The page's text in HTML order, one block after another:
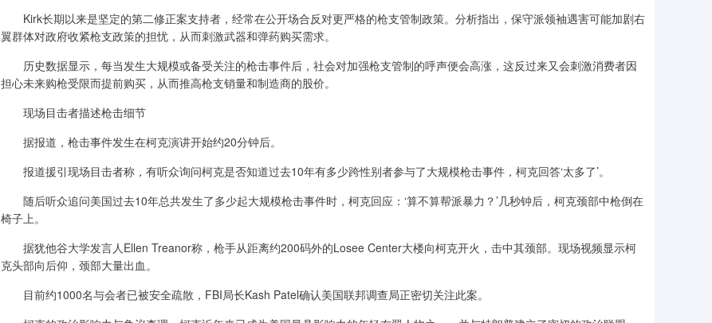
Kirk长期以来是坚定的第二修正案支持者，经常在公开场合反对更严格的枪支管制政策。分析指出，保守派领袖遇害可能加剧右
翼群体对政府收紧枪支政策的担忧，从而刺激武器和弹药购买需求。
历史数据显示，每当发生大规模或备受关注的枪击事件后，社会对加强枪支管制的呼声便会高涨，这反过来又会刺激消费者因
担心未来购枪受限而提前购买，从而推高枪支销量和制造商的股价。
现场目击者描述枪击细节
据报道，枪击事件发生在柯克演讲开始约20分钟后。
报道援引现场目击者称，有听众询问柯克是否知道过去10年有多少跨性别者参与了大规模枪击事件，柯克回答‘太多了’。
随后听众追问美国过去10年总共发生了多少起大规模枪击事件时，柯克回应：‘算不算帮派暴力？’几秒钟后，柯克颈部中枪倒在
椅子上。
据犹他谷大学发言人Ellen Treanor称，枪手从距离约200码外的Losee Center大楼向柯克开火，击中其颈部。现场视频显示柯
克头部向后仰，颈部大量出血。
目前约1000名与会者已被安全疏散，FBI局长Kash Patel确认美国联邦调查局正密切关注此案。